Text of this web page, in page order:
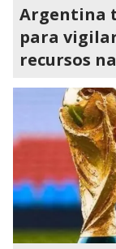
Argentina
para
recursos